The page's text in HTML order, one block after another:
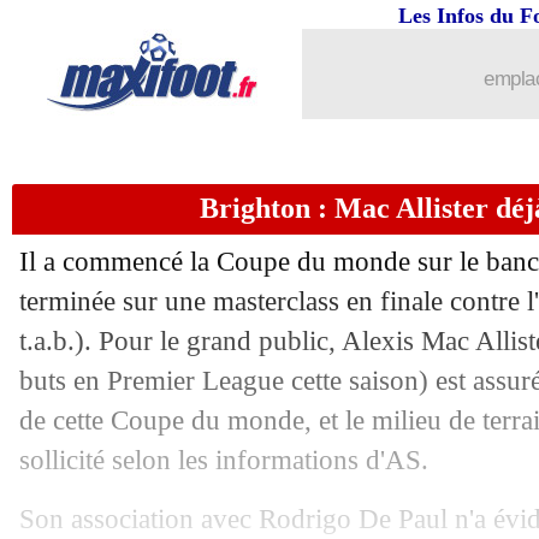
Les Infos du
Brighton : Mac Allister
Il a commencé la Coupe du monde sur le
terminée sur une masterclass en finale contre
t.a.b.). Pour le grand public, Alexis Mac
buts en Premier League cette saison) est
de cette Coupe du monde, et le milieu de
sollicité selon les informations d'AS.
Son association avec Rodrigo De Paul n'a
: Chelsea débarque pour Rabiot
21/12 Bayern: Kolo Muani, fake news ?
21/12 Sondage MF: favorables au maintien
21/12 Argentine: Messi, le plus grand pour
21/12 PSG : Mbappé, un signal pour Galtier
21/12 Liverpool: une offre pour Enzo
Divers : Isco, et maintenant ?